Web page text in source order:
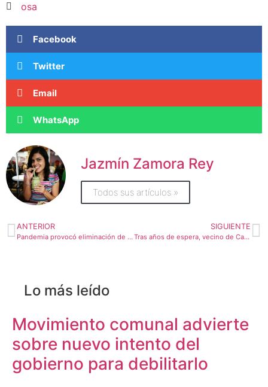
osa
Facebook
Twitter
Email
WhatsApp
Jazmín Zamora Rey
Todos sus artículos »
ANTERIOR
Pandemia provocó eliminación de plazas y caída del 30% de ingresos en Municipalidad de Osa
SIGUIENTE
Tras años de espera, vecino de Cascadas de Pococí circularán por vía en buen estado
Lo más leído
Movimiento comunal advierte
sobre nuevo intento del
gobierno para debilitarlo